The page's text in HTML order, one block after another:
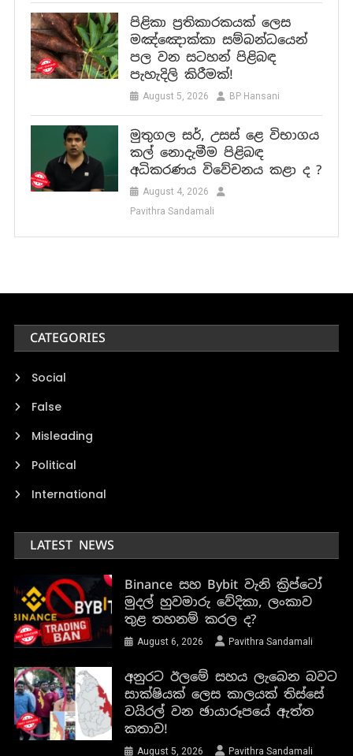
පිළිකා ප්‍රතිකාරකයක් ලෙස
මඤ්ඤොක්කා සම්බන්ධයෙන්
පල වන සටහන් පිළිබඳ
පැහැදිලි කිරීමක්!
August 5, 2026 BP Hansani
මුතුගල සර්, උසස් ළෙ විභාගය
කල් නොදැමීම පිළිබඳ
අධිකරණය විවේචනය කළා ද ?
August 4, 2026
Pavithra Sandamali
CATEGORIES
Social
False
Misleading
Political
International
LATEST NEWS
Binance සහ Bybit වැනි ක්‍රිප්ටෝ
මුදල් හුවමාරු වේදිකා, ලංකාව
තුළ තහනම් කරල ද?
August 6, 2026 Pavithra Sandamali
අනුරට ඊලමේ සහය ලැබෙන බවට
සාක්ෂියක් ලෙස කාලයක් තිස්සේ
වයිරල් වන ඡායාරූපයේ ඇත්ත
කතාව!
August 5, 2026 Pavithra Sandamali